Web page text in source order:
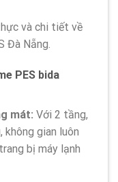
và chi tiết về
Đà Nẵng.
PES bida
mát: Với 2 tầng,
không gian luôn
bị máy lạnh